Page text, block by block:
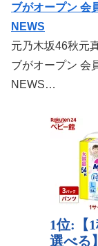
ブがオープン 会
NEWS
元乃木坂46秋元
ブがオープン 会
NEWS…